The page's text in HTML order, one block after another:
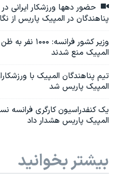
حضور دهها ورزشکار ایرانی
پناهندگان در المپیک پاریس از
وزیر کشور
المپیک منع شدند
تیم پناهندگان المپیک با
المپیک پاریس شد
یک کنفدراسیون کارگری فرانسه
المپیک پاریس هشدار داد
بیشتر بخوانید